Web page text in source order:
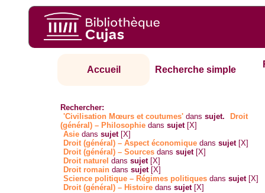
Accueil Recherche simple
Rechercher:
'Civilisation Mœurs et coutumes' danssujet.
Droit
(général) – Philosophie danssujet [X]
Asie danssujet [X]
Droit (général) – Aspect économique danssujet [X]
Droit (général) – Sources danssujet [X]
Droit naturel danssujet [X]
Droit romain danssujet [X]
Science politique – Régimes politiques danssujet [X]
Droit (général) – Histoire danssujet [X]